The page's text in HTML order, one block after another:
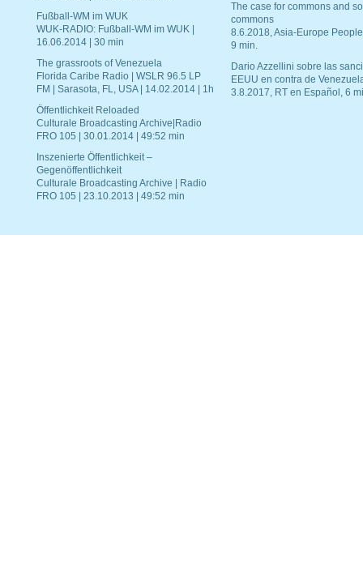
Fußball-WM im WUK
WUK-RADIO: Fußball-WM im WUK |
16.06.2014 | 30 min
The grassroots of Venezuela
Florida Caribe Radio | WSLR 96.5 LP
FM | Sarasota, FL, USA | 14.02.2014 | 1h
Öffentlichkeit Reloaded
Culturale Broadcasting Archive|Radio
FRO 105 | 30.01.2014 | 49:52 min
Inszenierte Öffentlichkeit –
Gegenöffentlichkeit
Culturale Broadcasting Archive | Radio
FRO 105 | 23.10.2013 | 49:52 min
The case for commons and
commons
8.6.2018, Asia-Europe
9 min.
Dario Azzellini sobre las
EEUU en contra de
3.8.2017, RT en Español, 6